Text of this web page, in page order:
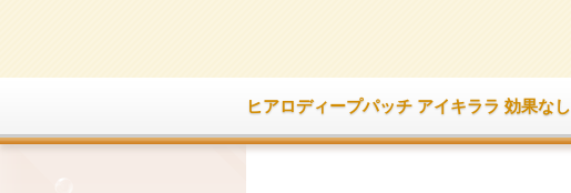
ヒアロディープパッチ アイキララ 効果なし